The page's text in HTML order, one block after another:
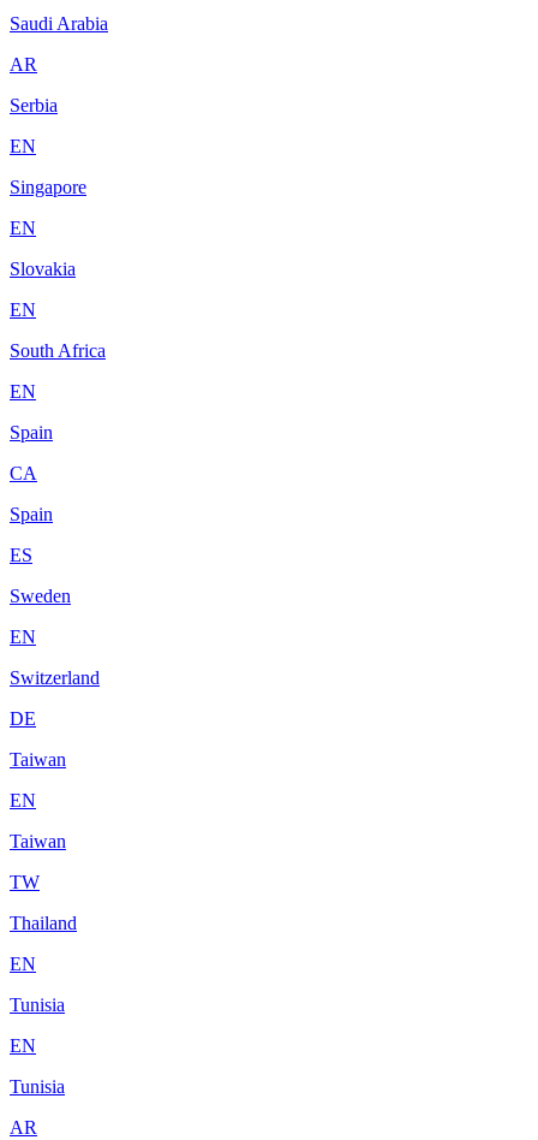
Saudi Arabia
AR
Serbia
EN
Singapore
EN
Slovakia
EN
South Africa
EN
Spain
CA
Spain
ES
Sweden
EN
Switzerland
DE
Taiwan
EN
Taiwan
TW
Thailand
EN
Tunisia
EN
Tunisia
AR